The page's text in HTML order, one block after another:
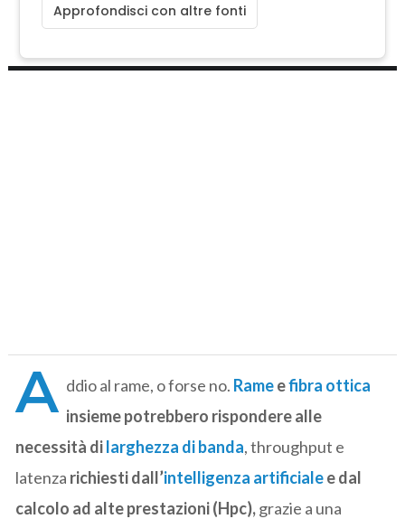
Approfondisci con altre fonti
A ddio al rame, o forse no. Rameefibra ottica
insieme potrebbero rispondere alle
necessità dilarghezza di banda, throughput e
latenza richiesti dall’intelligenza artificialee dal
calcolo ad alte prestazioni (Hpc),grazie a una